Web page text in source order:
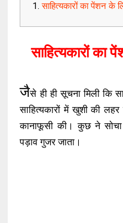
साहित्यकारों का पेंशन के
साहित्यकारों
जैसे ही ही सूचना मिली कि
साहित्यकारों में खुशी की
कानाफूसी की। कुछ ने सोचा
पड़ाव गुजर जाता।